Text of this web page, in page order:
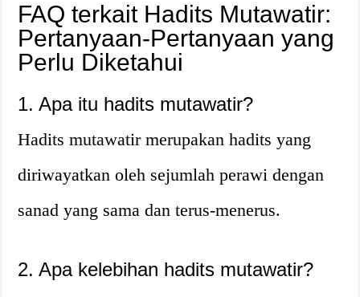
FAQ terkait Hadits Mutawatir:
Pertanyaan-Pertanyaan yang
Perlu Diketahui
1. Apa itu hadits mutawatir?
Hadits mutawatir merupakan hadits yang
diriwayatkan oleh sejumlah perawi dengan
sanad yang sama dan terus-menerus.
2. Apa kelebihan hadits mutawatir?